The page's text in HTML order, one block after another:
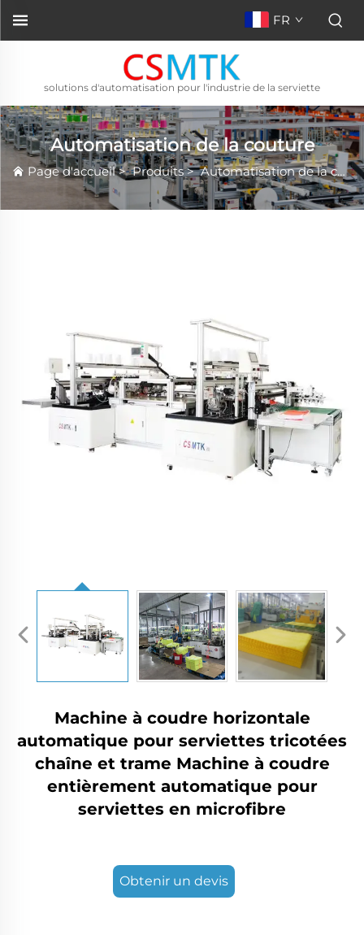
FR
solutions d'automatisation pour l'industrie de la serviette
Automatisation de la couture
Page d'accueil>Produits>Automatisation de la couture
Machine à coudre horizontale
automatique pour serviettes tricotées
chaîne et trame Machine à coudre
entièrement automatique pour
serviettes en microfibre
Obtenir un devis